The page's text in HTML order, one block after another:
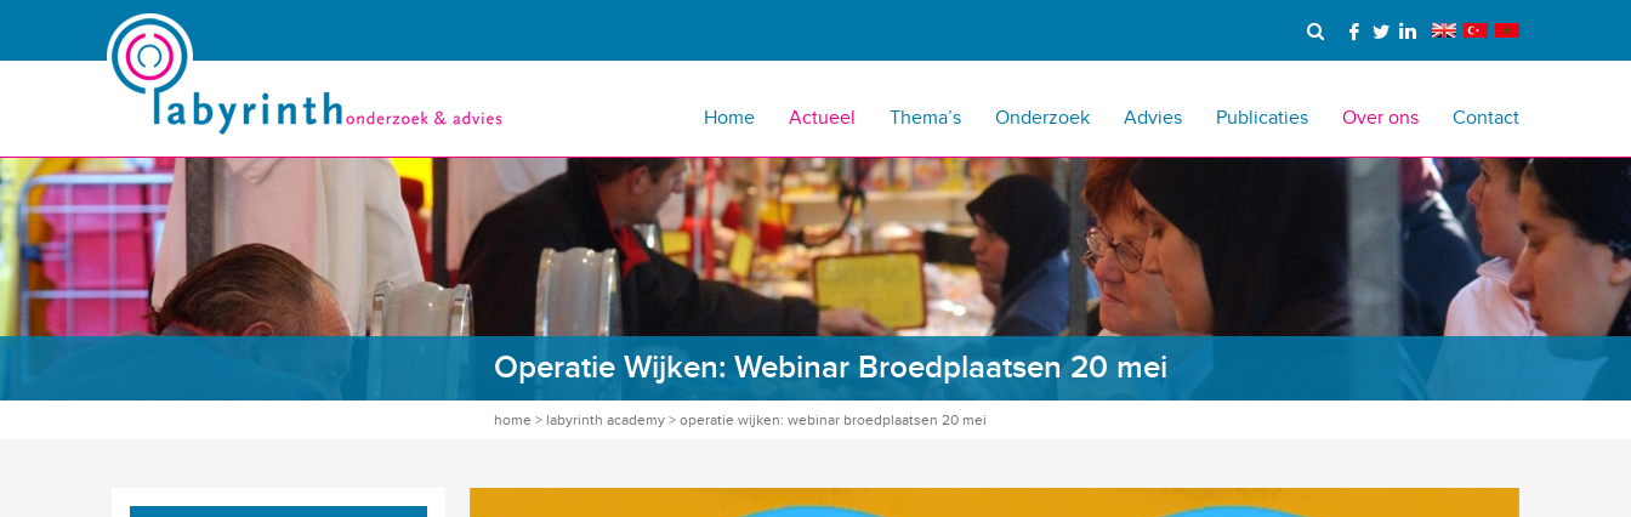
Home Actueel Thema’s Onderzoek Advies Publicaties Over ons Contact
Operatie Wijken: Webinar Broedplaatsen 20 mei
home > labyrinth academy > operatie wijken: webinar broedplaatsen 20 mei